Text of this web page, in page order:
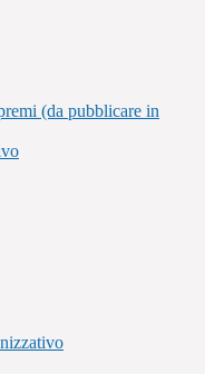
(da pubblicare in